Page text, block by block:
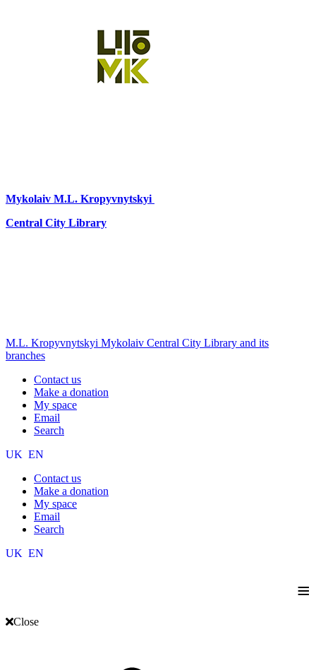
Mykolaiv M.L. Kropyvnytskyi
Central City Library
M.L. Kropyvnytskyi Mykolaiv Central City Library and its
branches
Contact us
Make a donation
My space
Email
Search
UK EN
Contact us
Make a donation
My space
Email
Search
UK EN
≡
Close